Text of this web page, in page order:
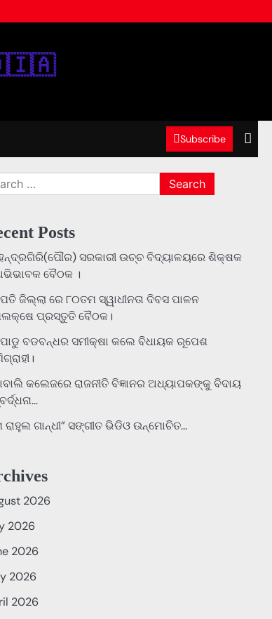
Subscribe
Posts
ସରକାରୀ ଉଚ୍ଚ ବିଦ୍ୟାଳୟରେ ଶିକ୍ଷକ
ବୈଠକ ।
ଜିଲ୍ଲା ରେ ୮୦ତମ ସ୍ୱାଧୀନତା ଦିବସ ପାଳନ
ପ୍ରସ୍ତୁତି ବୈଠକ।
ବଡବନ୍ଧର ସମୀକ୍ଷା କଲେ ବିଧାୟକ ରୂପେଶ
କଲେଜରେ ରାଜନୀତି ବିଜ୍ଞାନର ଅଧ୍ୟାପକଙ୍କୁ ବିଦାୟ
ଗାନ୍ଧୀ” ସଙ୍ଗୀତ ଭିଡିଓ ଉନ୍ମୋଚିତ…
2026
2026
2026
2026
2026